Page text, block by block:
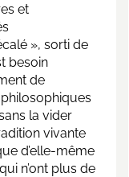
et
», sorti de
besoin
de
la vider
vivante
d’elle-même
n’ont plus de